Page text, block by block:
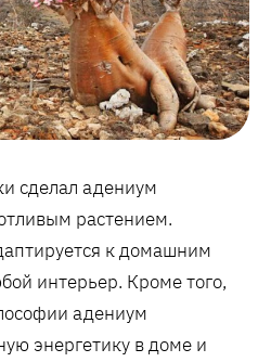
сделал адениум
растением.
к домашним
интерьер. Кроме того,
адениум
энергетику в доме и